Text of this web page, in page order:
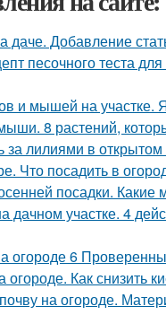
даче. Добавление
песочного теста
и мышей на участке.
8 растений,
за лилиями в
Что посадить в
посадки.
дачном участке. 4
огороде 6
Как снизить
на огороде.